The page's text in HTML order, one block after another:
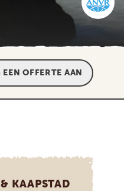
EEN OFFERTE AAN
KAAPSTAD